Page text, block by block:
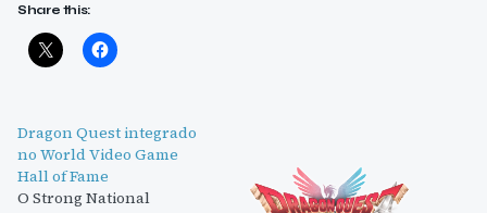
Share this:
Dragon Quest integrado
no World Video Game
Hall of Fame
O Strong National